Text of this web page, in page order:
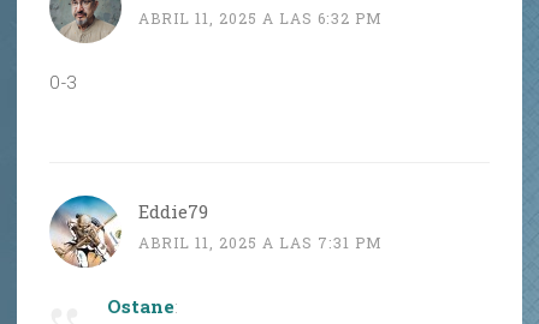
ABRIL 11, 2025 A LAS 6:32 PM
0-3
Eddie79
ABRIL 11, 2025 A LAS 7:31 PM
Ostane: